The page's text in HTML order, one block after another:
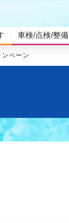
車検/点検/整備
ペーン